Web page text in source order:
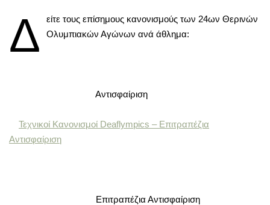
Δ
είτε τους επίσημους κανονισμούς των 24ων Θερινών
Ολυμπιακών Αγώνων ανά άθλημα:
Αντισφαίριση
Τεχνικοί Κανονισμοί Deaflympics – Επιτραπέζια
Αντισφαίριση
Επιτραπέζια Αντισφαίριση